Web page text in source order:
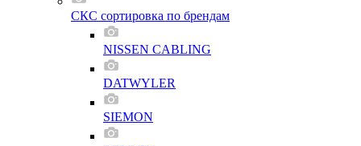
СКС сортировка по брендам
NISSEN CABLING
DATWYLER
SIEMON